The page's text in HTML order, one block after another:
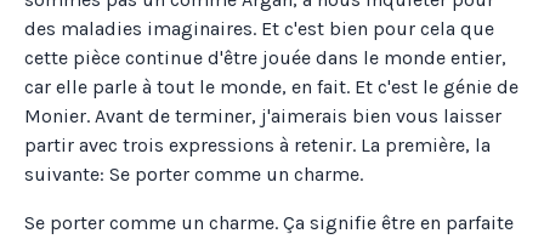
des maladies imaginaires. Et c'est bien pour cela que
cette pièce continue d'être jouée dans le monde entier,
car elle parle à tout le monde, en fait. Et c'est le génie de
Monier. Avant de terminer, j'aimerais bien vous laisser
partir avec trois expressions à retenir. La première, la
suivante: Se porter comme un charme.
Se porter comme un charme. Ça signifie être en parfaite